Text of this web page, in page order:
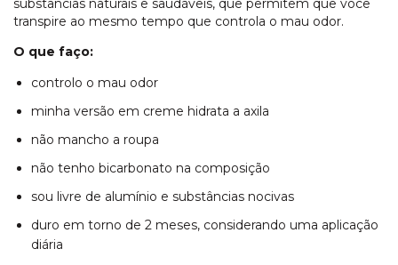
substâncias naturais e saudáveis, que permitem que você
transpire ao mesmo tempo que controla o mau odor.
O que faço:
controlo o mau odor
minha versão em creme hidrata a axila
não mancho a roupa
não tenho bicarbonato na composição
sou livre de alumínio e substâncias nocivas
duro em torno de 2 meses, considerando uma aplicação
diária